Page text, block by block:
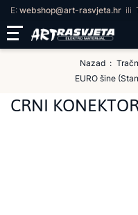
E: webshop@art-rasvjeta.hr ili
Nazad
EURO šine
CRNI